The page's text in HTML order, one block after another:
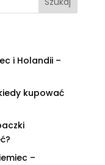
i Holandii –
kupować
–